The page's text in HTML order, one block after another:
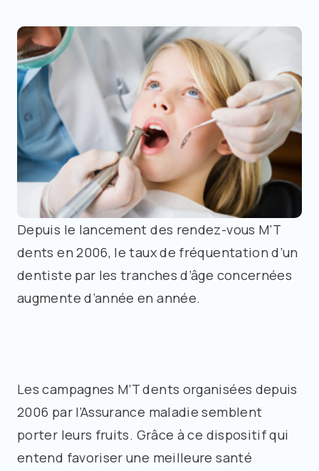
Depuis le lancement des rendez-vous M’T
dents en 2006, le taux de fréquentation d’un
dentiste par les tranches d’âge concernées
augmente d’année en année.
Les campagnes M’T dents organisées depuis
2006 par l’Assurance maladie semblent
porter leurs fruits. Grâce à ce dispositif qui
entend favoriser une meilleure santé